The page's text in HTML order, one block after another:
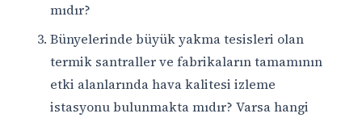
mıdır?
Bünyelerinde büyük yakma tesisleri olan
termik santraller ve fabrikaların tamamının
etki alanlarında hava kalitesi izleme
istasyonu bulunmakta mıdır? Varsa hangi